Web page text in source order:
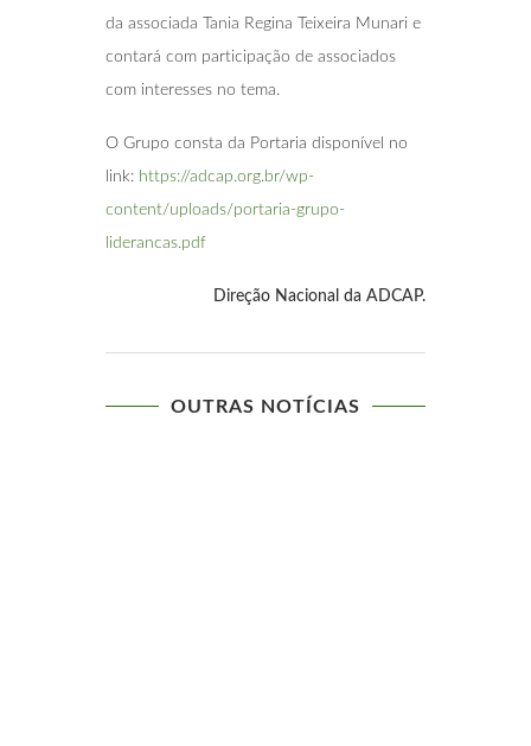
da associada Tania Regina Teixeira Munari e
contará com participação de associados
com interesses no tema.
O Grupo consta da Portaria disponível no
link: https://adcap.org.br/wp-
content/uploads/portaria-grupo-
liderancas.pdf
Direção Nacional da ADCAP.
OUTRAS NOTÍCIAS